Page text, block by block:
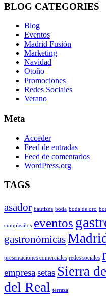
BLOG CATEGORIES
Blog
Eventos
Madrid Fusión
Marketing
Navidad
Otoño
Promociones
Redes Sociales
Verano
Meta
Acceder
Feed de entradas
Feed de comentarios
WordPress.org
TAGS
asador bautizos boda boda de oro
cumpleaños eventos
gastronómicas
presentaciones comerciales redes sociales
empresasetas Sierra
del Real terraza